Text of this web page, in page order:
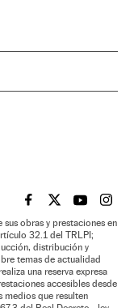
EL PAÍS BRASIL EN
EL PAÍSEL PAÍS
EL
obras y prestaciones en
32.1 del TRLPI;
distribución y
temas de actualidad
una reserva expresa
accesibles desde
medios que resulten